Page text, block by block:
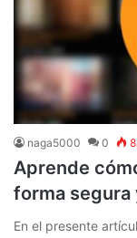
naga5000 0
Aprende
forma segura
En el presente